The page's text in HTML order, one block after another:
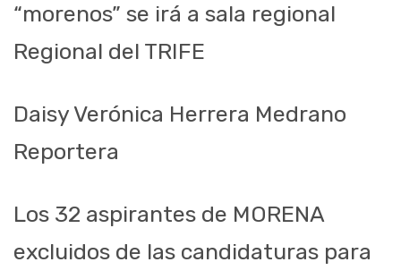
“morenos” se irá a sala regional
Regional del TRIFE
Daisy Verónica Herrera Medrano
Reportera
Los 32 aspirantes de MORENA
excluidos de las candidaturas para